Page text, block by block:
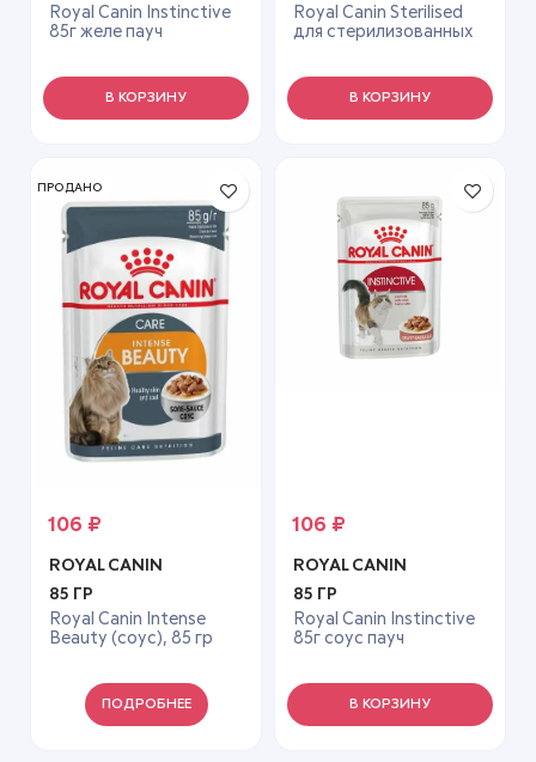
Royal Canin Instinctive
85г желе пауч
В КОРЗИНУ
Royal Canin Sterilised
для стерилизованных
В КОРЗИНУ
ПРОДАНО
106 ₽
ROYAL CANIN
85 ГР
Royal Canin Intense
Beauty (соус), 85 гр
ПОДРОБНЕЕ
106 ₽
ROYAL CANIN
85 ГР
Royal Canin Instinctive
85г соус пауч
В КОРЗИНУ